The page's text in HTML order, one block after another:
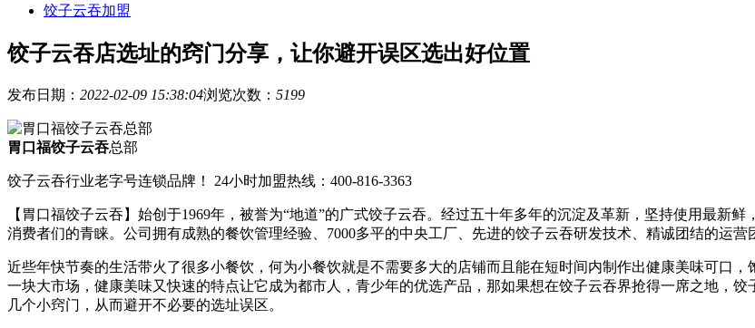
饺子云吞加盟
饺子云吞店选址的窍门分享，让你避开误区选出好位置
发布日期： 2022-02-09 15:38:04浏览次数： 5199
胃口福饺子云吞总部
饺子云吞行业老字号连锁品牌！ 24小时加盟热线：400-816-3363
【胃口福饺子云吞】始创于1969年，被誉为“地道”的广式饺子云吞。经过五十年多年的沉淀及革新，坚持使用最新
消费者们的青睐。公司拥有成熟的餐饮管理经验、7000多平的中央工厂、先进的饺子云吞研发技术、精诚团结的运
近些年快节奏的生活带火了很多小餐饮，何为小餐饮就是不需要多大的店铺而且能在短时间内制作出健康美味可口
一块大市场，健康美味又快速的特点让它成为都市人，青少年的优选产品，那如果想在饺子云吞界抢得一席之地，
几个小窍门，从而避开不必要的选址误区。